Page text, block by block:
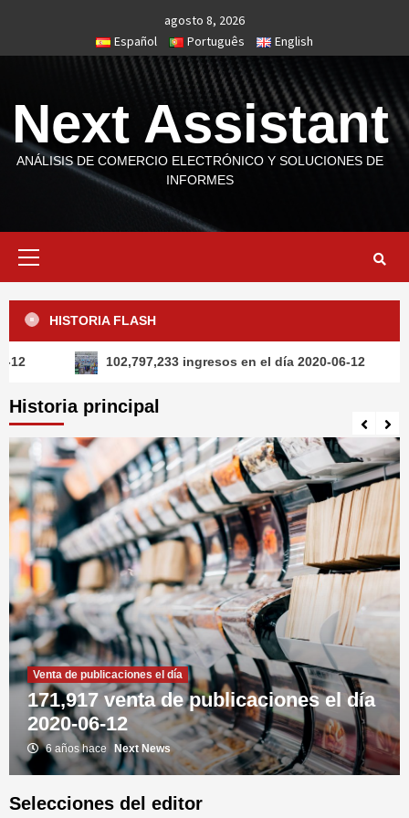
contenido
agosto 8, 2026
Español
Português English
Next Assistant
ANÁLISIS DE COMERCIO ELECTRÓNICO Y SOLUCIONES DE
INFORMES
HISTORIA FLASH
102,797,233 ingresos en el día 2020-06-12
Historia principal
Venta de publicaciones el día
171,917 venta de publicaciones el día
2020-06-12
6 años hace Next News
Selecciones del editor
Ingresos de libros el día